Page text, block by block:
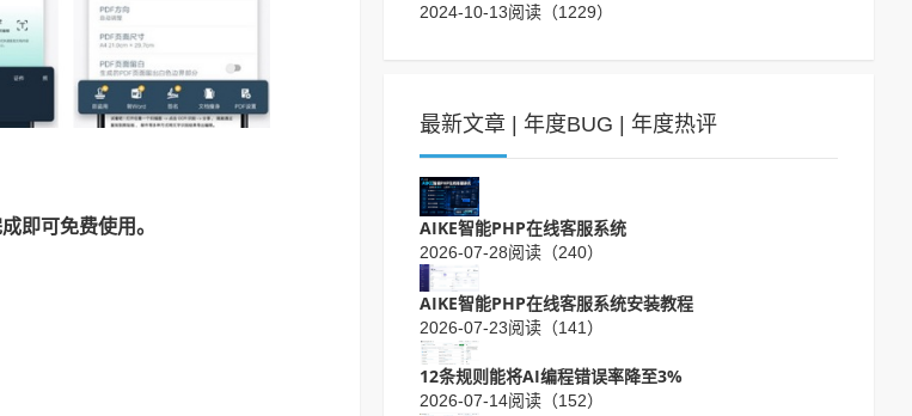
即可免费使用。
2024-10-13阅读（1229）
最新文章 | 年度BUG | 年度热评
AIKE智能PHP在线客服系统
2026-07-28阅读（240）
AIKE智能PHP在线客服系统安装教程
2026-07-23阅读（141）
12条规则能将AI编程错误率降至3%
2026-07-14阅读（152）